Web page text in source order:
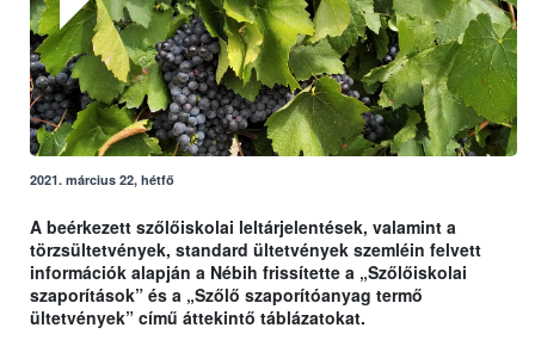
2021. március 22, hétfő
A beérkezett szőlőiskolai leltárjelentések, valamint a
törzsültetvények, standard ültetvények szemléin felvett
információk alapján a Nébih frissítette a „Szőlőiskolai
szaporítások” és a „Szőlő szaporítóanyag termő
ültetvények” című áttekintő táblázatokat.